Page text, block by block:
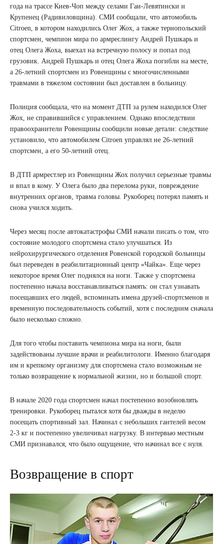
года на трассе Киев-Чоп между селами Гаи-Левятински и
Крупенец (Радивиловщина). СМИ сообщали, что автомобиль
Citroen, в котором находились Олег Жох, а также тернопольский
спортсмен, чемпион мира по армреслингу Андрей Пушкарь и
отец Олега Жоха, выехал на встречную полосу и попал под
грузовик. Андрей Пушкарь и отец Олега Жоха погибли на месте,
а 26-летний спортсмен из Ровенщины с многочисленными
травмами в тяжелом состоянии был доставлен в больницу.
Полиция сообщала, что на момент ДТП за рулем находился Олег
Жох, не справившийся с управлением. Однако впоследствии
правоохранители Ровенщины сообщили новые детали: следствие
установило, что автомобилем Citroen управлял не 26-летний
спортсмен, а его 50-летний отец.
В ДТП армрестлер из Ровенщины Жох получил серьезные травмы
и впал в кому. У Олега было два перелома руки, повреждение
внутренних органов, травма головы. Рукоборец потерял память и
снова учился ходить.
Через месяц после автокатастрофы СМИ начали писать о том, что
состояние молодого спортсмена стало улучшаться. Из
нейрохирургического отделения Ровенской городской больницы
был переведен в реабилитационный центр «Чайка». Еще через
некоторое время Олег поднялся на ноги. Также у спортсмена
постепенно начала восстанавливаться память: он стал узнавать
посещавших его людей, вспоминать имена друзей-спортсменов и
временную последовательность событий, хотя с последним сначала
было несколько сложно.
Для того чтобы поставить чемпиона мира на ноги, были
задействованы лучшие врачи и реабилитологи. Именно благодаря
им и крепкому организму для спортсмена стало возможным не
только возвращение к нормальной жизни, но и большой спорт.
В начале 2020 года спортсмен начал постепенно возобновлять
тренировки. Рукоборец пытался хотя бы дважды в неделю
посещать спортивный зал. Начинал с небольших гантелей весом
2-3 кг и постепенно увеличивал нагрузку. В интервью местным
СМИ признавался, что было ощущение, что начинал все с нуля.
Возвращение в спорт